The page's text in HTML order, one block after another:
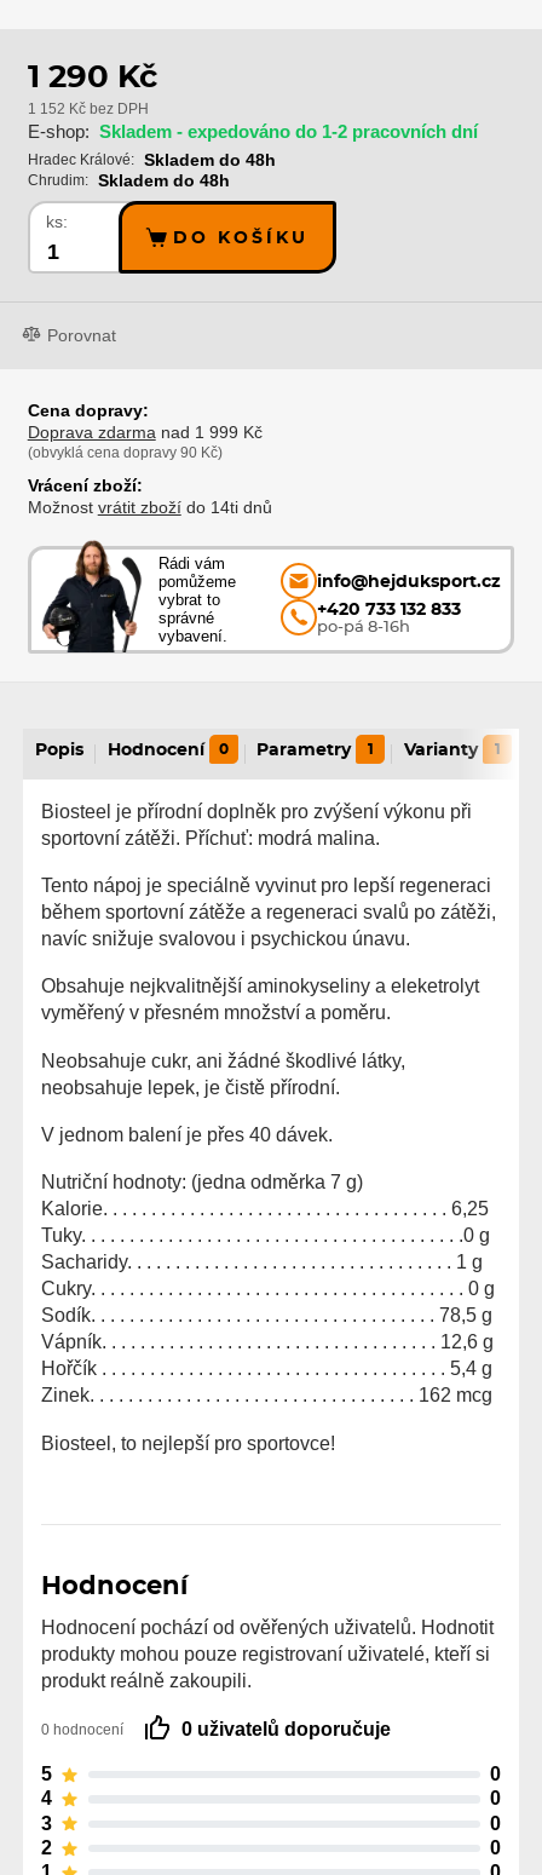
1 290 Kč
1 152 Kč bez DPH
E-shop: Skladem - expedováno do 1-2 pracovních dní
Hradec Králové: Skladem do 48h
Chrudim: Skladem do 48h
ks:
DO KOŠÍKU
Porovnat
Cena dopravy:
Doprava zdarma nad 1 999 Kč
(obvyklá cena dopravy 90 Kč)
Vrácení zboží:
Možnost vrátit zbožído 14ti dnů
Rádi vám
pomůžeme
vybrat to
správné
vybavení.
info@hejduksport.cz
+420 733 132 833
po-pá 8-16h
Popis Hodnocení 0 Parametry 1 Varianty 1
Biosteel je přírodní doplněk pro zvýšení výkonu při
sportovní zátěži. Příchuť: modrá malina.
Tento nápoj je speciálně vyvinut pro lepší regeneraci
během sportovní zátěže a regeneraci svalů po zátěži,
navíc snižuje svalovou i psychickou únavu.
Obsahuje nejkvalitnější aminokyseliny a eleketrolyt
vyměřený v přesném množství a poměru.
Neobsahuje cukr, ani žádné škodlivé látky,
neobsahuje lepek, je čistě přírodní.
V jednom balení je přes 40 dávek.
Nutriční hodnoty: (jedna odměrka 7 g)
Kalorie. . . . . . . . . . . . . . . . . . . . . . . . . . . . . . . . . . . . 6,25
Tuky. . . . . . . . . . . . . . . . . . . . . . . . . . . . . . . . . . . . . . . .0 g
Sacharidy. . . . . . . . . . . . . . . . . . . . . . . . . . . . . . . . . . 1 g
Cukry. . . . . . . . . . . . . . . . . . . . . . . . . . . . . . . . . . . . . . . 0 g
Sodík. . . . . . . . . . . . . . . . . . . . . . . . . . . . . . . . . . . . 78,5 g
Vápník. . . . . . . . . . . . . . . . . . . . . . . . . . . . . . . . . . . 12,6 g
Hořčík . . . . . . . . . . . . . . . . . . . . . . . . . . . . . . . . . . . . 5,4 g
Zinek. . . . . . . . . . . . . . . . . . . . . . . . . . . . . . . . . . 162 mcg
Biosteel, to nejlepší pro sportovce!
Hodnocení
Hodnocení pochází od ověřených uživatelů. Hodnotit
produkty mohou pouze registrovaní uživatelé, kteří si
produkt reálně zakoupili.
0 hodnocení 0 uživatelů doporučuje
5
0
4
0
3
0
2
0